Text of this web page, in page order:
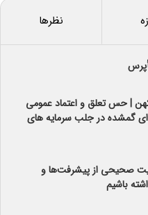
نظرها
| حس تعلق و اعتماد عمومی
گمشده در جلب سرمایه های
صحیحی از پیشرفت‌ها و
باشیم